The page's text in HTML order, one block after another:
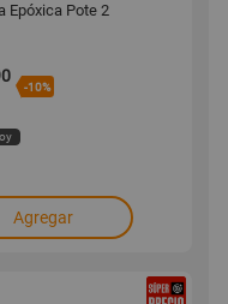
Epóxica Pote 2
-10%
Agregar